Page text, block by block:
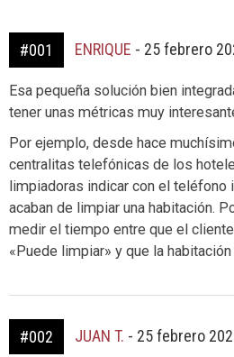
#001 ENRIQUE - 25 febrero
Esa pequeña solución bien
tener unas métricas muy
Por ejemplo, desde hace
centralitas telefónicas de los
limpiadoras indicar con el teléfono
acaban de limpiar una habitación.
medir el tiempo entre que el
«Puede limpiar» y que la
#002 JUAN T. - 25 febrero